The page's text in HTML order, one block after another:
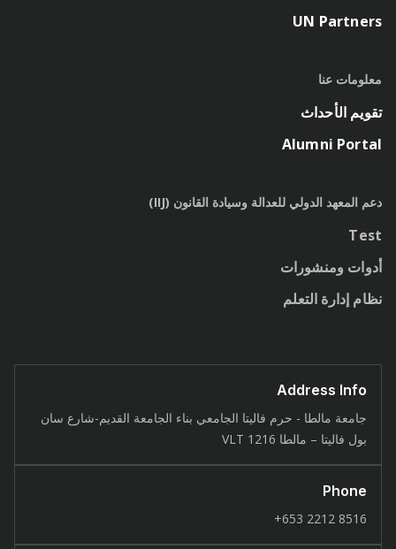
UN Partners
معلومات عنا
تقويم الأحداث
Alumni Portal
دعم المعهد الدولي للعدالة وسيادة القانون (IIJ)
Test
أدوات ومنشورات
نظام إدارة التعلم
Address Info
جامعة مالطا - حرم فاليتا الجامعي بناء الجامعة القديم-شارع سان
بول فاليتا – مالطا 1216 VLT
Phone
8516 2212 653+